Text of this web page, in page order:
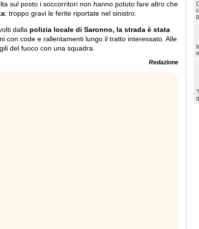
sul posto i soccorritori non hanno potuto fare altro che
: troppo gravi le ferite riportate nel sinistro.
dalla polizia locale di Saronno, la strada è stata
con code e rallentamenti lungo il tratto interessato. Alle
del fuoco con una squadra.
Redazione